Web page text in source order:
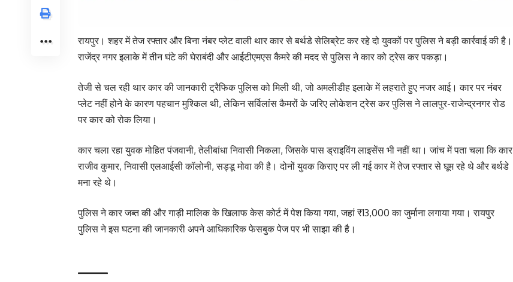
रायपुर। शहर में तेज रफ्तार और बिना नंबर प्लेट वाली थार कार से बर्थडे सेलिब्रेट कर रहे दो युवकों पर पुलिस ने बड़ी कार्रवाई की है।
राजेंद्र नगर इलाके में तीन घंटे की घेराबंदी और आईटीएमएस कैमरे की मदद से पुलिस ने कार को ट्रेस कर पकड़ा।
तेजी से चल रही थार कार की जानकारी ट्रैफिक पुलिस को मिली थी, जो अमलीडीह इलाके में लहराते हुए नजर आई। कार पर नंबर
प्लेट नहीं होने के कारण पहचान मुश्किल थी, लेकिन सर्विलांस कैमरों के जरिए लोकेशन ट्रेस कर पुलिस ने लालपुर-राजेन्द्रनगर रोड
पर कार को रोक लिया।
कार चला रहा युवक मोहित पंजवानी, तेलीबांधा निवासी निकला, जिसके पास ड्राइविंग लाइसेंस भी नहीं था। जांच में पता चला कि कार
राजीव कुमार, निवासी एलआईसी कॉलोनी, सड्डू मोवा की है। दोनों युवक किराए पर ली गई कार में तेज रफ्तार से घूम रहे थे और बर्थडे
मना रहे थे।
पुलिस ने कार जब्त की और गाड़ी मालिक के खिलाफ केस कोर्ट में पेश किया गया, जहां ₹13,000 का जुर्माना लगाया गया। रायपुर
पुलिस ने इस घटना की जानकारी अपने आधिकारिक फेसबुक पेज पर भी साझा की है।